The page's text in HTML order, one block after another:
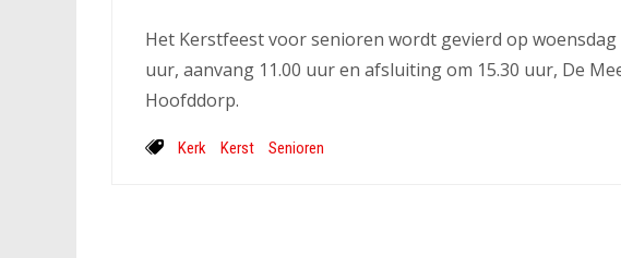
Het Kerstfeest voor senioren wordt gevierd op
uur, aanvang 11.00 uur en afsluiting om 15.30 uur, De
Hoofddorp.
Kerk Kerst Senioren